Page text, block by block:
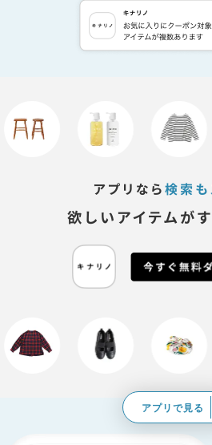
アプリで見る